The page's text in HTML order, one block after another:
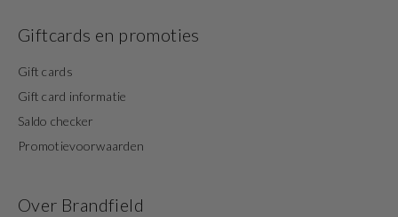
Giftcards en promoties
Gift cards
Gift card informatie
Saldo checker
Promotievoorwaarden
Over Brandfield